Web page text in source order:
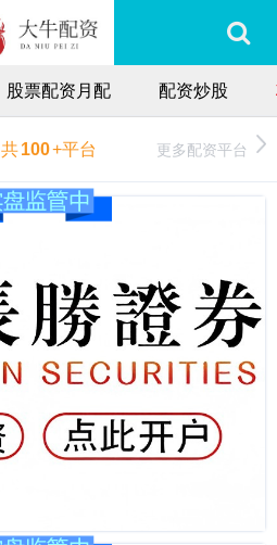
股票配资月配 配资炒股
共100+平台 更多配资平台